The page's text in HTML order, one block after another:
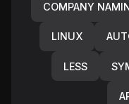
COMPANY
LINUX
LESS